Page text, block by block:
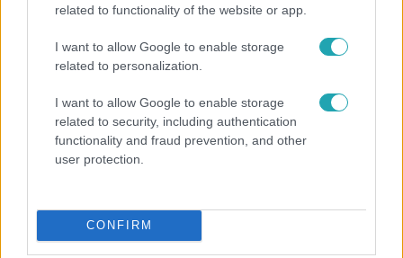
related to functionality of the website or app.
I want to allow Google to enable storage
related to personalization.
I want to allow Google to enable storage
related to security, including authentication
functionality and fraud prevention, and other
user protection.
CONFIRM
2023. október 15. 4:50
Videón Sallai bődületes bombagólja, amivel a
A meccs végén balhézó kapusnak esélye sem volt.